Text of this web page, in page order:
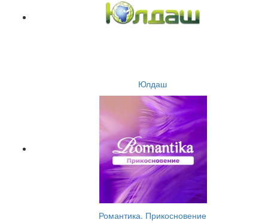
Юлдаш
Романтика. Прикосновение